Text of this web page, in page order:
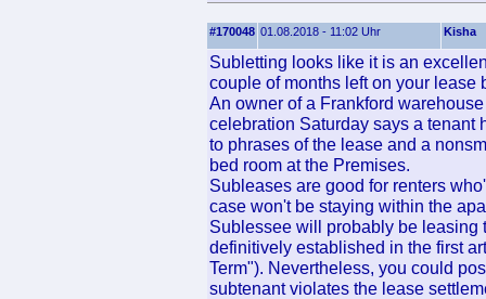
#170048 01.08.2018 - 11:02 Uhr Kisha
Subletting looks like it is an
couple of months left on your lease
An owner of a Frankford
celebration Saturday says a tenant
to phrases of the lease and a
bed room at the Premises.
Subleases are good for renters
case won't be staying within the
Sublessee will probably be leasing
definitively established in the first
Term"). Nevertheless, you could
subtenant violates the lease